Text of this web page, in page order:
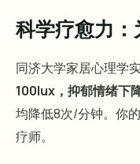
科学疗愈力：
同济大学家居心理学
100lux，抑郁情绪下
均降低8次/分钟。你
疗师。